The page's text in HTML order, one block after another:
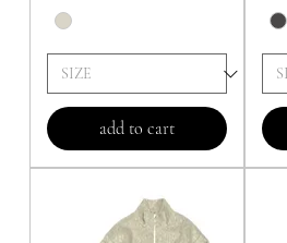
add to cart